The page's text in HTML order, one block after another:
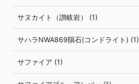
サヌカイト（讃岐岩） (1)
サハラNWA869隕石(コンドライト) (1)
サファイア (1)